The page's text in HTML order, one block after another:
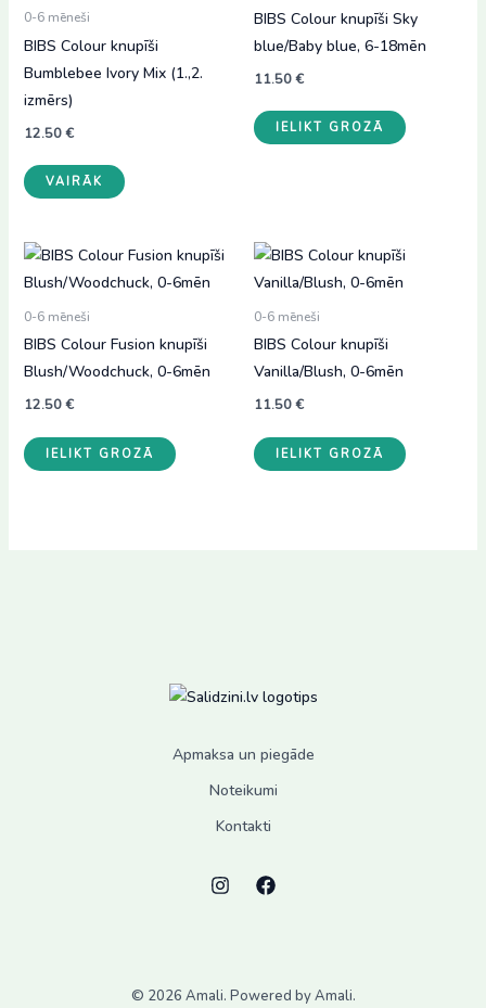
0-6 mēneši
BIBS Colour knupīši
Bumblebee Ivory Mix (1.,2.
izmērs)
12.50€
VAIRĀK
product
may
be
on
the
BIBS Colour knupīši Sky
blue/Baby blue, 6-18mēn
11.50€
IELIKT GROZĀ
0-6 mēneši
BIBS Colour Fusion knupīši
Blush/Woodchuck, 0-6mēn
12.50€
IELIKT GROZĀ
0-6 mēneši
BIBS Colour knupīši
Vanilla/Blush, 0-6mēn
11.50€
IELIKT GROZĀ
Apmaksa un piegāde
Noteikumi
Kontakti
© 2026 Amali. Powered by Amali.